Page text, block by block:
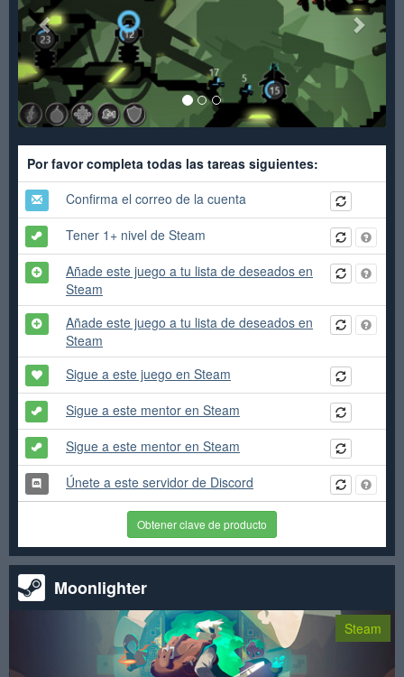
Por favor completa todas las tareas siguientes:
Confirma el correo de la cuenta
Tener 1+ nivel de Steam
Añade este juego a tu lista de deseados en
Steam
Añade este juego a tu lista de deseados en
Steam
Sigue a este juego en Steam
Sigue a este mentor en Steam
Sigue a este mentor en Steam
Únete a este servidor de Discord
Obtener clave de producto
Moonlighter
Steam